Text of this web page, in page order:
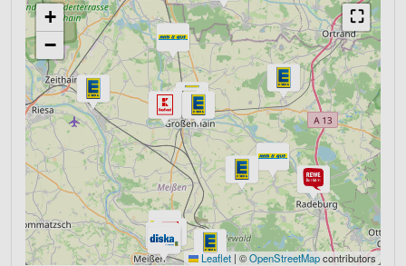
⛶
+
−
Leaflet | ©OpenStreetMapcontributors